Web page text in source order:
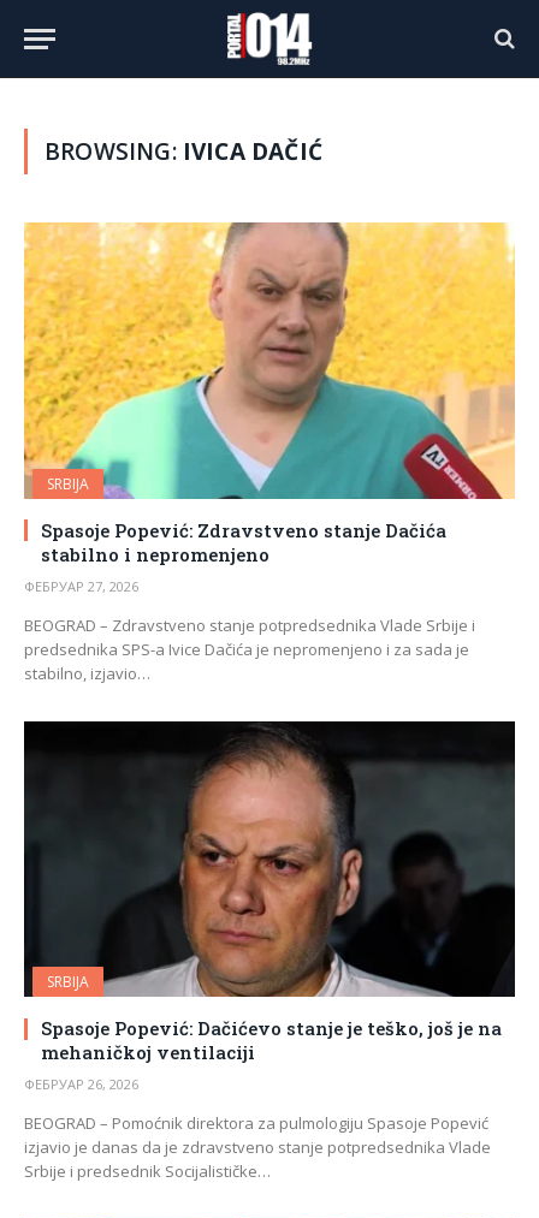
BROWSING: IVICA DAČIĆ
SRBIJA
Spasoje Popević: Zdravstveno stanje Dačića
stabilno i nepromenjeno
ФЕБРУАР 27, 2026
BEOGRAD – Zdravstveno stanje potpredsednika Vlade Srbije i
predsednika SPS-a Ivice Dačića je nepromenjeno i za sada je
stabilno, izjavio…
SRBIJA
Spasoje Popević: Dačićevo stanje je teško, još je na
mehaničkoj ventilaciji
ФЕБРУАР 26, 2026
BEOGRAD – Pomoćnik direktora za pulmologiju Spasoje Popević
izjavio je danas da je zdravstveno stanje potpredsednika Vlade
Srbije i predsednik Socijalističke…